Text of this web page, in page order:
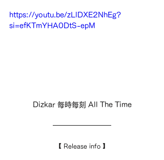
https://youtu.be/zLlDXE2NhEg?
si=efKTmYHA0DtS-epM
Dizkar 每時每刻 All The Time
【 Release info 】